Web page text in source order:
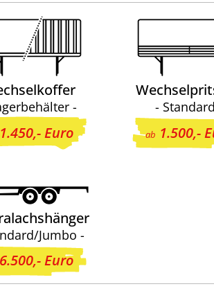
-
1.450,- Euro
-
ab 1.500,-
Jumbo -
6.500,- Euro